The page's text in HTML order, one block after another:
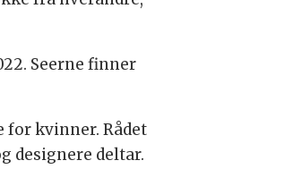
Seerne finner
kvinner. Rådet
designere deltar.